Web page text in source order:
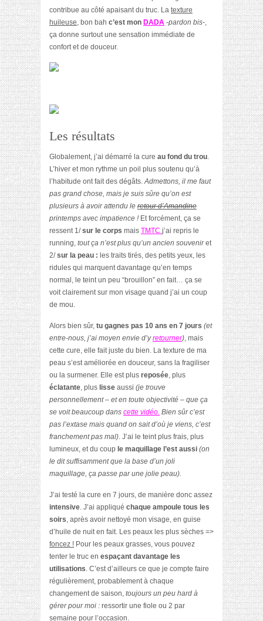
contribue au côté apaisant du truc. La texture
huileuse, bon bah c’est mon DADA -pardon bis-,
ça donne surtout une sensation immédiate de
confort et de douceur.
Les résultats
Globalement, j’ai démarré la cure au fond du trou.
L’hiver et mon rythme un poil plus soutenu qu’à
l’habitude ont fait des dégâts.Admettons, il me faut
pas grand chose, mais je suis sûre qu’on est
plusieurs à avoir attendu le retour d’Amandine
printemps avec impatience ! Et forcément, ça se
ressent 1/sur le corps mais TMTC j’ai repris le
running, tout ça n’est plus qu’un ancien souveniret
2/sur la peau : les traits tirés, des petits yeux, les
ridules qui marquent davantage qu’en temps
normal, le teint un peu “brouillon” en fait… ça se
voit clairement sur mon visage quand j’ai un coup
de mou.
Alors bien sûr, tu gagnes pas 10 ans en 7 jours (et
entre-nous, j’ai moyen envie d’yretourner), mais
cette cure, elle fait juste du bien. La texture de ma
peau s’est améliorée en douceur, sans la fragiliser
ou la surmener. Elle est plus reposée, plus
éclatante, plus lisse aussi (je trouve
personnellement – et en toute objectivité – que ça
se voit beaucoup dans cette vidéo. Bien sûr c’est
pas l’extase mais quand on sait d’où je viens, c’est
franchement pas mal). J’ai le teint plus frais, plus
lumineux, et du coup le maquillage l’est aussi (on
le dit suffisamment que la base d’un joli
maquillage, ça passe par une jolie peau).
J’ai testé la cure en 7 jours, de manière donc assez
intensive. J’ai appliqué chaque ampoule tous les
soirs, après avoir nettoyé mon visage, en guise
d’huile de nuit en fait. Les peaux les plus sèches =>
foncez ! Pour les peaux grasses, vous pouvez
tenter le truc en espaçant davantage les
utilisations. C’est d’ailleurs ce que je compte faire
régulièrement, probablement à chaque
changement de saison, toujours un peu hard à
gérer pour moi : ressortir une fiole ou 2 par
semaine pour l’occasion.